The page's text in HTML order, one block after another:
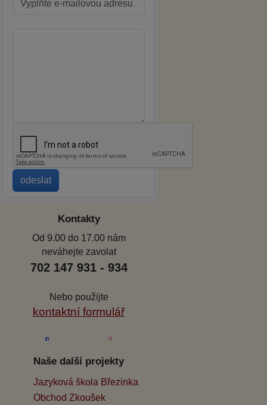
Kontakty
Od 9.00 do 17.00 nám
neváhejte zavolat
702 147 931 - 934
Nebo použijte
kontaktní formulář
Naše další projekty
Jazyková škola Březinka
Obchod Zkoušek